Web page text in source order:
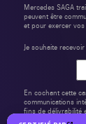
Mercedes SAGA
peuvent être
et pour exercer vos
Je souhaite
En cochant cette
communications
fins de délivrabilité
politique de